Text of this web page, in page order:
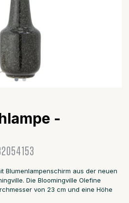
-
Blumenlampenschirm aus der neuen
Die Bloomingville Olefine
von 23 cm und eine Höhe